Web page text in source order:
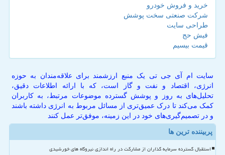
خرید و فروش خودرو
شرکت صنعتی سخت پوشش
طراحی سایت
فیش حج
قیمت بیسیم
سایت ام آی جی تی یک منبع ارزشمند برای علاقه‌مندان به حوزه
انرژی، اقتصاد و نفت و گاز است، که با ارائه اطلاعات دقیق،
تحلیل‌های به روز و پوشش گسترده موضوعات مرتبط، به کاربران
کمک می‌کند تا درک عمیق‌تری از مسائل مربوط به انرژی داشته باشند
و در تصمیم‌گیری‌های خود در این زمینه، موفق‌تر عمل کنند
پربیننده ترین ها
استقبال گسترده سرمایه گذاران از مشارکت در راه اندازی نیروگاه های خورشیدی